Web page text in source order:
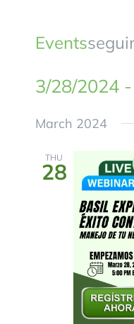
Events
3/28/2024 -
Select
date.
March 2024
THU
28